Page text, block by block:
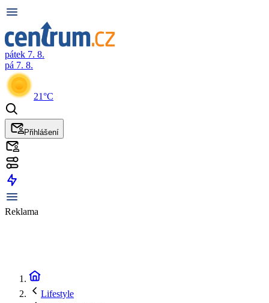
pátek 7. 8.
pá 7. 8.
21°C
Přihlášení
Reklama
Lifestyle